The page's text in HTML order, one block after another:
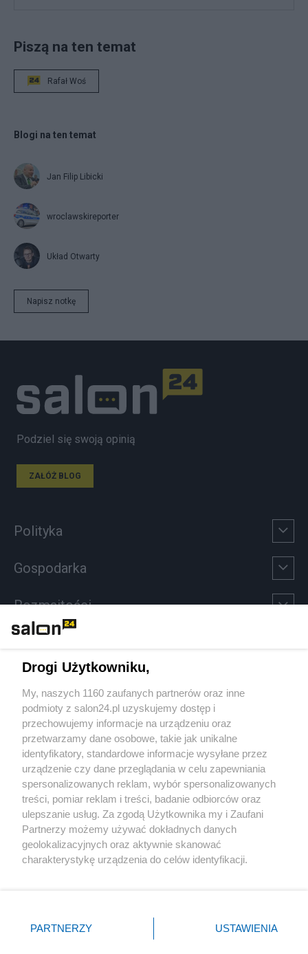
Piszą na ten temat
Rafał Woś
Blogi na ten temat
Jan Filip Libicki
wroclawskireporter
Układ Otwarty
Napisz notkę
Podziel się swoją opinią
ZAŁÓŻ BLOG
Polityka
Gospodarka
Rozmaitości
Sport
Społeczeństwo
Kultura
X Facebook Instagram Youtube
Drogi Użytkowniku,
My, naszych 1160 zaufanych partnerów oraz inne
podmioty z salon24.pl uzyskujemy dostęp i
przechowujemy informacje na urządzeniu oraz
przetwarzamy dane osobowe, takie jak unikalne
identyfikatory, standardowe informacje wysyłane przez
urządzenie czy dane przeglądania w celu zapewniania
spersonalizowanych reklam, wybór spersonalizowanych
treści, pomiar reklam i treści, badanie odbiorców oraz
ulepszanie usług. Za zgodą Użytkownika my i Zaufani
Partnerzy możemy używać dokładnych danych
geolokalizacyjnych oraz aktywnie skanować
charakterystykę urządzenia do celów identyfikacji.
zmienić/wycofać klikając przycisk ustawień prywatności
znajdujący się w lewym dolnym rogu strony
PARTNERZY USTAWIENIA